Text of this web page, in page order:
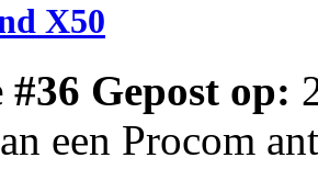
X50
#36 Gepost op:
een Procom